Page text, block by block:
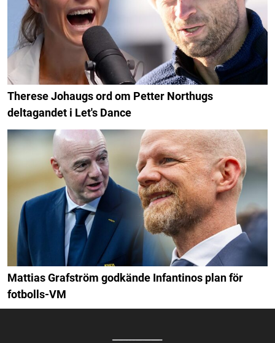
Therese Johaugs ord om Petter Northugs
deltagandet i Let's Dance
Mattias Grafström godkände Infantinos plan för
fotbolls-VM